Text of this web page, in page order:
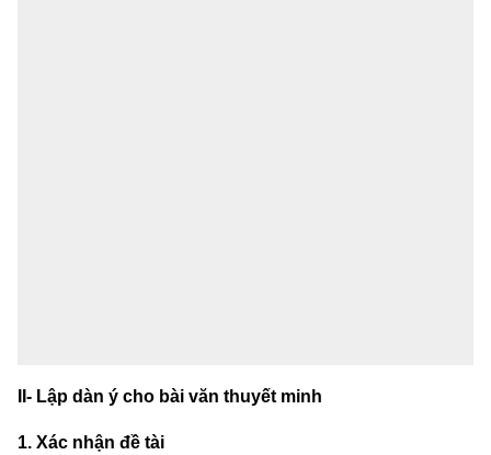
II- Lập dàn ý cho bài văn thuyết minh
1. Xác nhận đề tài